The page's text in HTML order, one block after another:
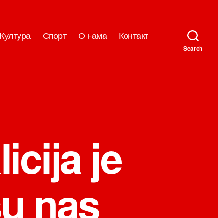
Култура Спорт О нама Контакт
Search
je
nas